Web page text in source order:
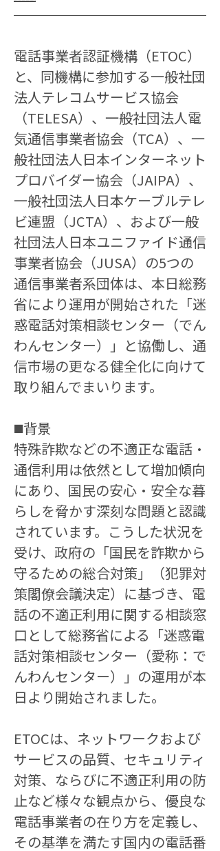
電話事業者認証機構（ETOC）
と、同機構に参加する一般社団
法人テレコムサービス協会
（TELESA）、一般社団法人電
気通信事業者協会（TCA）、一
般社団法人日本インターネット
プロバイダー協会（JAIPA）、
一般社団法人日本ケーブルテレ
ビ連盟（JCTA）、および一般
社団法人日本ユニファイド通信
事業者協会（JUSA）の5つの
通信事業者系団体は、本日総務
省により運用が開始された「迷
惑電話対策相談センター（でん
わんセンター）」と協働し、通
信市場の更なる健全化に向けて
取り組んでまいります。
◼️背景
特殊詐欺などの不適正な電話・
通信利用は依然として増加傾向
にあり、国民の安心・安全な暮
らしを脅かす深刻な問題と認識
されています。こうした状況を
受け、政府の「国民を詐欺から
守るための総合対策」（犯罪対
策閣僚会議決定）に基づき、電
話の不適正利用に関する相談窓
口として総務省による「迷惑電
話対策相談センター（愛称：で
んわんセンター）」の運用が本
日より開始されました。
ETOCは、ネットワークおよび
サービスの品質、セキュリティ
対策、ならびに不適正利用の防
止など様々な観点から、優良な
電話事業者の在り方を定義し、
その基準を満たす国内の電話番